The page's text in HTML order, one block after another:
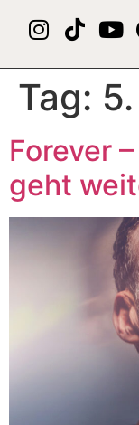
Tag:
Forever
geht